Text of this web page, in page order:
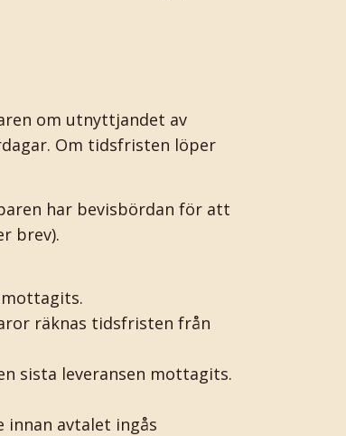
om utnyttjandet av
Om tidsfristen löper
har bevisbördan för att
brev).
räknas tidsfristen från
sista leveransen mottagits.
avtalet ingås